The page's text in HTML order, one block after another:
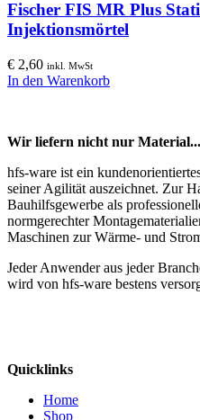
Fischer FIS MR Plus
Injektionsmörtel
€ 2,60 inkl. MwSt
In den Warenkorb
Wir liefern nicht nur
hfs-ware ist ein
seiner Agilität auszeichnet. Zur
Bauhilfsgewerbe als
normgerechter
Maschinen zur Wärme- und
Jeder Anwender aus jeder
wird von hfs-ware bestens
Quicklinks
Home
Shop